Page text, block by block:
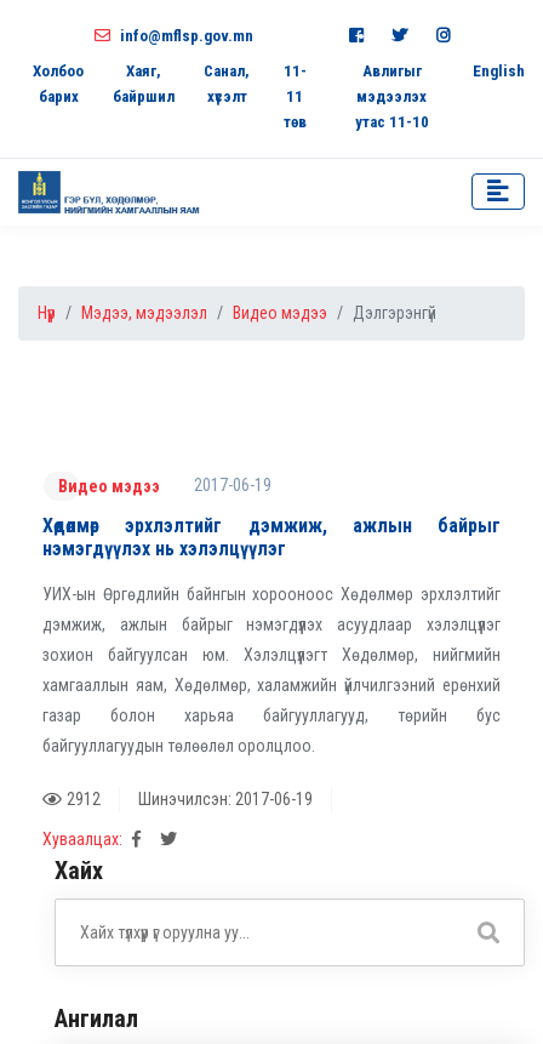
info@mflsp.gov.mn
Холбоо
барих
Хаяг,
байршил
Санал,
хүсэлт
11-
11
төв
Авлигыг
мэдээлэх
утас 11-10
English
Нүүр Мэдээ, мэдээлэл Видео мэдээ Дэлгэрэнгүй
Видео мэдээ 2017-06-19
Хөдөлмөр эрхлэлтийг дэмжиж, ажлын байрыг
нэмэгдүүлэх нь хэлэлцүүлэг
УИХ-ын Өргөдлийн байнгын хорооноос Хөдөлмөр эрхлэлтийг
дэмжиж, ажлын байрыг нэмэгдүүлэх асуудлаар хэлэлцүүлэг
зохион байгуулсан юм. Хэлэлцүүлэгт Хөдөлмөр, нийгмийн
хамгааллын яам, Хөдөлмөр, халамжийн үйлчилгээний ерөнхий
газар болон харьяа байгууллагууд, төрийн бус
байгууллагуудын төлөөлөл оролцлоо.
2912 Шинэчилсэн: 2017-06-19
Хуваалцах:
Хайх
Ангилал